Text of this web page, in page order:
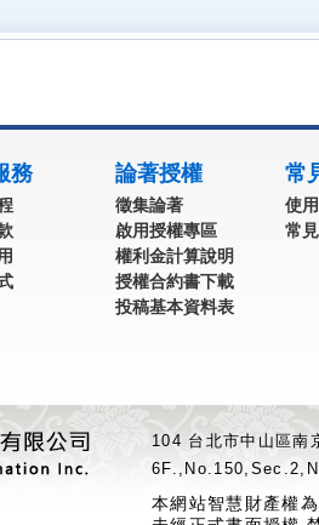
務 論著授權
徵集論著
啟用授權專區
權利金計算說明
授權合約書下載
投稿基本資料表
常
使
常
104 台北市中山區
本網站智慧財產權